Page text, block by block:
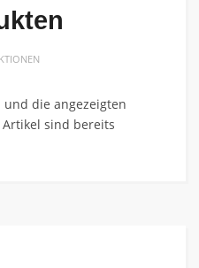
die angezeigten
sind bereits